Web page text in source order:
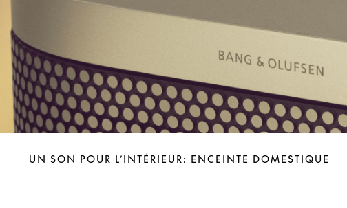
UN SON POUR L’INTÉRIEUR: ENCEINTE DOMESTIQUE